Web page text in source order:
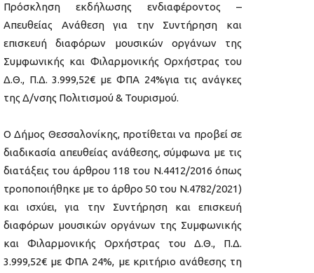
Πρόσκληση εκδήλωσης ενδιαφέροντος –
Απευθείας Ανάθεση για την Συντήρηση και
επισκευή διαφόρων μουσικών οργάνων της
Συμφωνικής και Φιλαρμονικής Ορχήστρας του
Δ.Θ., Π.Δ. 3.999,52€ με ΦΠΑ 24%για τις ανάγκες
της Δ/νσης Πολιτισμού & Τουρισμού.
Ο Δήμος Θεσσαλονίκης, προτίθεται να προβεί σε
διαδικασία απευθείας ανάθεσης, σύμφωνα με τις
διατάξεις του άρθρου 118 του Ν.4412/2016 όπως
τροποποιήθηκε με το άρθρο 50 του Ν.4782/2021)
και ισχύει, για την Συντήρηση και επισκευή
διαφόρων μουσικών οργάνων της Συμφωνικής
και Φιλαρμονικής Ορχήστρας του Δ.Θ., Π.Δ.
3.999,52€ με ΦΠΑ 24%, με κριτήριο ανάθεσης τη